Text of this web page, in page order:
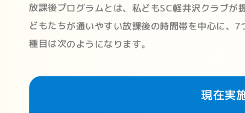
放課後プログラムとは、私どもSC軽井沢クラブ
どもたちが通いやすい放課後の時間帯を中心に、
種目は次のようになります。
現在実